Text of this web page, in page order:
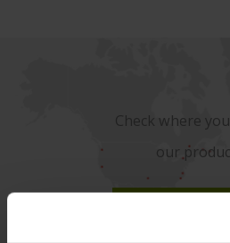
Check where
our